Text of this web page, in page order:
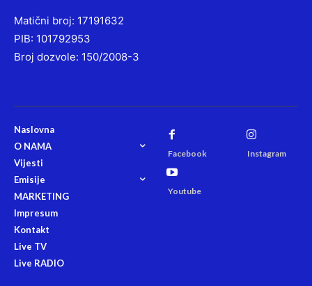
Matični broj: 17191632
PIB: 101792953
Broj dozvole: 150/2008-3
Naslovna
O NAMA
Vijesti
Emisije
MARKETING
Impresum
Kontakt
Live TV
Live RADIO
Facebook Instagram
Youtube